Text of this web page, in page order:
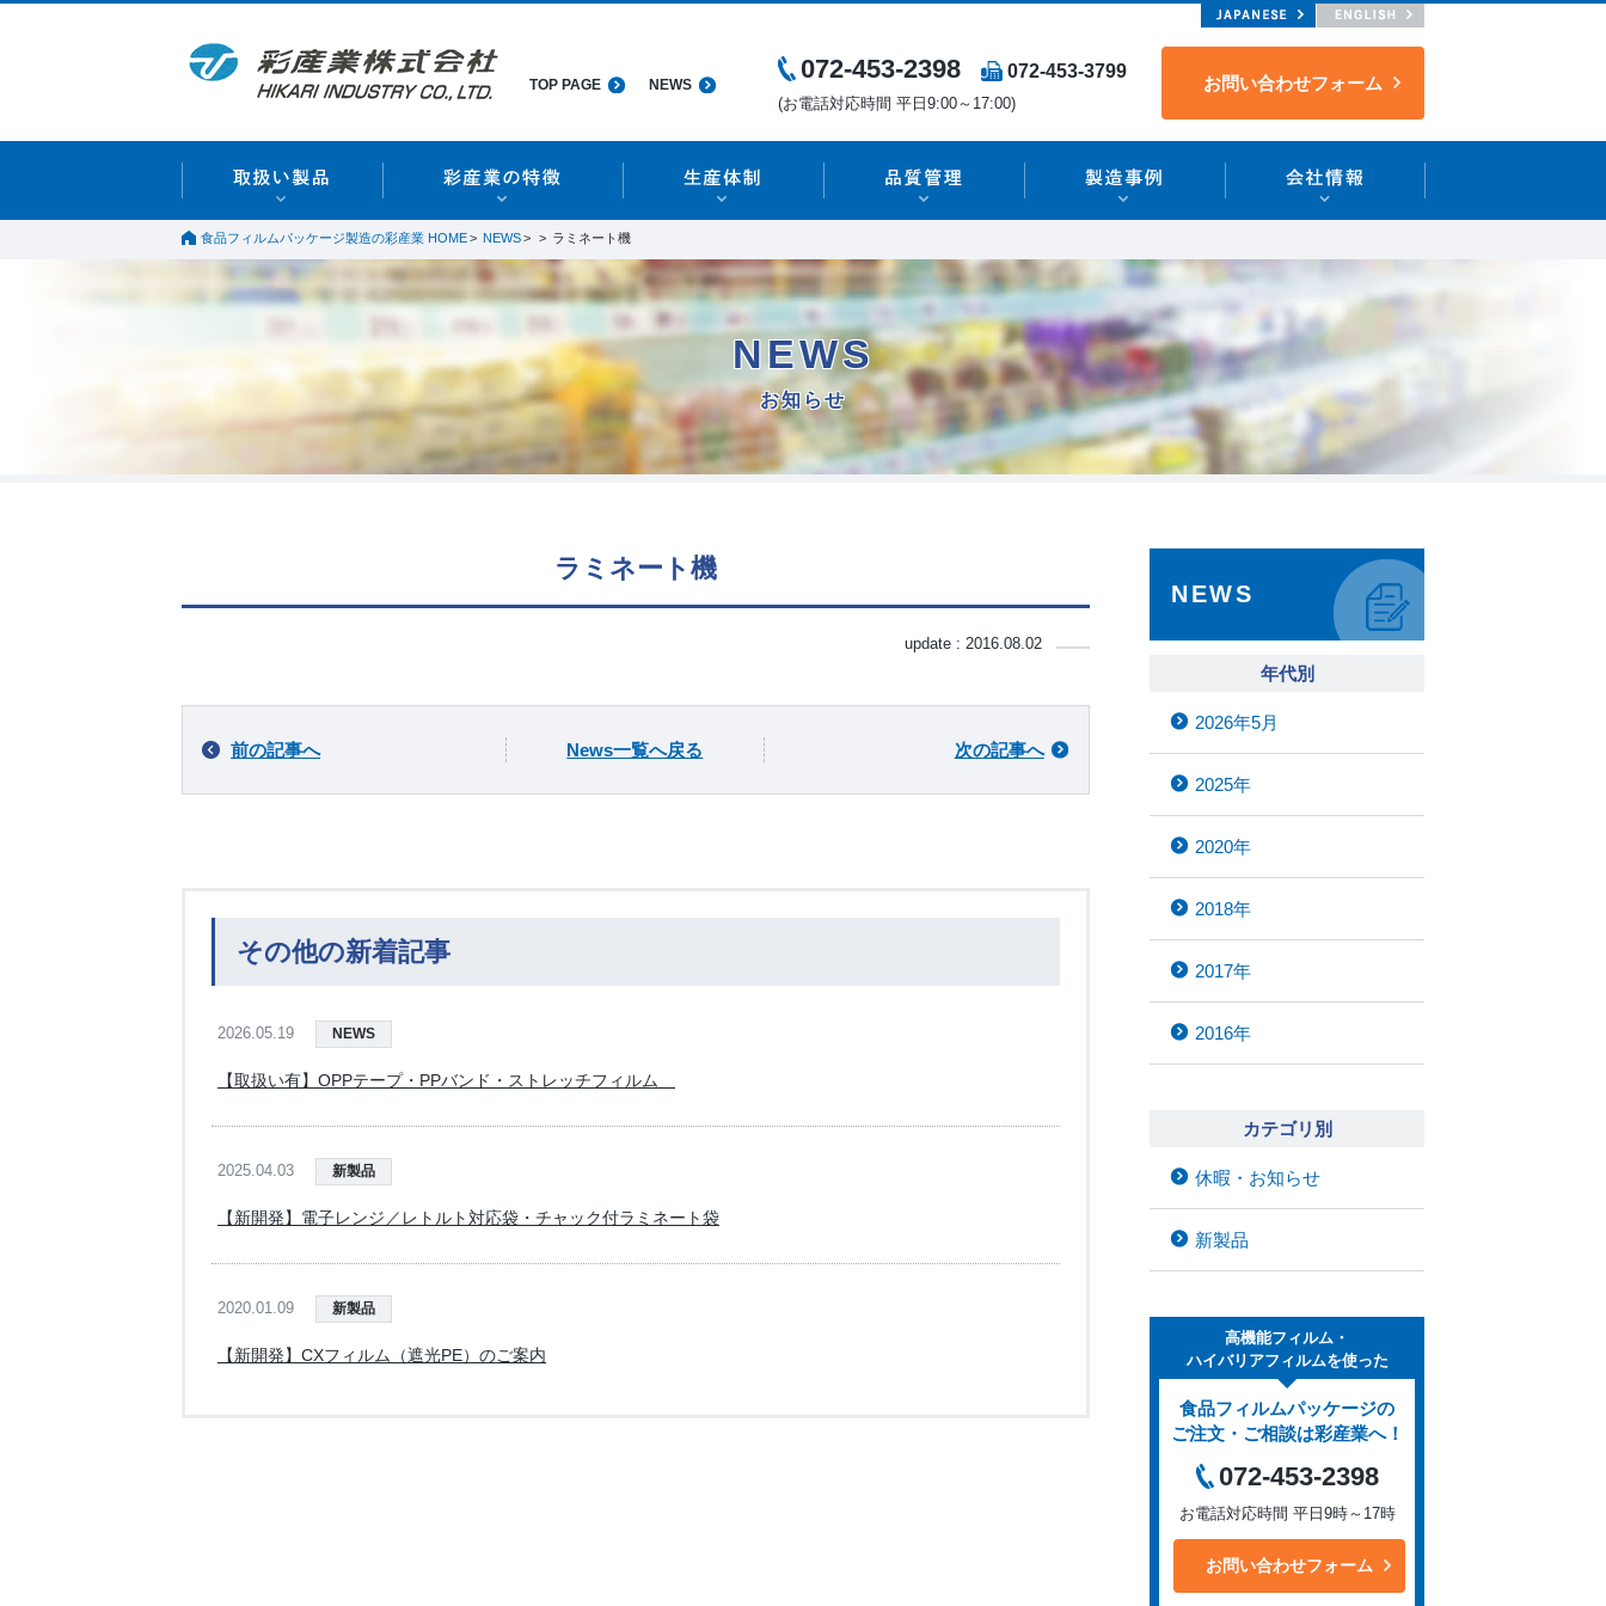
TOP PAGE NEWS
072-453-2398 072-453-3799
(お電話対応時間 平日9:00～17:00)
お問い合わせフォーム
食品フィルムパッケージ製造の彩産業 HOME NEWS ラミネート機
NEWS
お知らせ
ラミネート機
update : 2016.08.02
前の記事へ News一覧へ戻る 次の記事へ
その他の新着記事
2026.05.19 NEWS
【取扱い有】OPPテープ・PPバンド・ストレッチフィルム
2025.04.03 新製品
【新開発】電子レンジ／レトルト対応袋・チャック付ラミネート袋
2020.01.09 新製品
【新開発】CXフィルム（遮光PE）のご案内
NEWS
年代別
2026年5月
2025年
2020年
2018年
2017年
2016年
カテゴリ別
休暇・お知らせ
新製品
高機能フィルム・
ハイバリアフィルムを使った
食品フィルムパッケージの
ご注文・ご相談は彩産業へ！
072-453-2398
お電話対応時間 平日9時～17時
お問い合わせフォーム